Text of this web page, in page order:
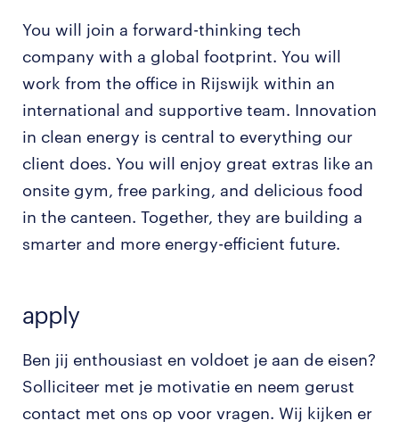
You will join a forward-thinking tech
company with a global footprint. You will
work from the office in Rijswijk within an
international and supportive team. Innovation
in clean energy is central to everything our
client does. You will enjoy great extras like an
onsite gym, free parking, and delicious food
in the canteen. Together, they are building a
smarter and more energy-efficient future.
apply
Ben jij enthousiast en voldoet je aan de eisen?
Solliciteer met je motivatie en neem gerust
contact met ons op voor vragen. Wij kijken er